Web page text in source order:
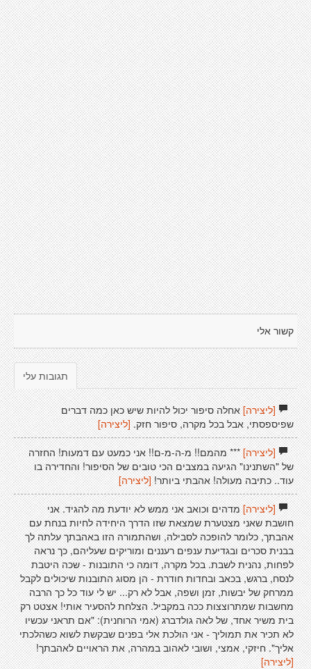
קשור אלי
תגובות עלי
[ליצירה]אחלה סיפור יכול להיות שיש כאן כמה דברים
שפיספסתי, אבל בכל מקרה, סיפור חזק. [ליצירה]
[ליצירה]*** מהמם!! מ-ה-מ-ם!! אני כמעט עם דמעות! החזרה
של "השתנינו" הגיעה במצבים הכי טובים של הסיפור! והחדירה בו
עוד.. כתיבה מעולה! אהבתי ביותר! [ליצירה]
[ליצירה]מדהים וכואב אני ממש לא יודעת מה להגיד. אני
חושבת שאני מצטערת שמצאת שזו הדרך היחידה לחיות בנחת עם
אהבתך, כלומר להופכה לסבילה, ושהתמורה הזו באהבתך עלתה לך
בבנית סכרים ובגדיעת ענפים רעננים ומוריקים שעליהם, כך נראה
לפחות, נהנית לשבת. בכל מקרה, דומה כי התובנות - שכה היטבת
לנסח, ברגש, בכאב ובחדות חודרת - הן מסוג התובנות שיכולים לקבל
ממרחק של יבשות, זמן ושפה, אבל לא רק... יש לי עוד כל כך הרבה
מחשבות שמתרוצצות ככה במקביל. הצלחת להסעיר אותי! אצטט רק
בית משיר אחד, של לאה גולדברג (אמי הרוחנית): "אם תראני עכשיו
לא תכיר את תמוליך - אני הולכת אלי בפנים שבקשת לשוא כשהלכתי
אליך". חיזקי, אמצי, ושובי לאהוב במהרה, את הראויים לאהבתך!
[ליצירה]